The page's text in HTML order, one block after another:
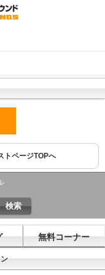
トページTOPへ
無料コーナー